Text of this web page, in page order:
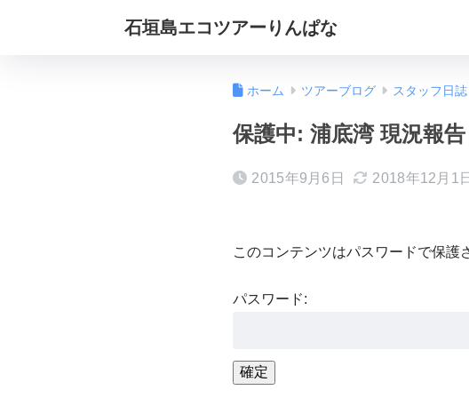
石垣島エコツアーりんぱな
ホーム ツアーブログ スタッフ日誌
保護中: 浦底湾 現況報
2015年9月6日 2018年12月1日
このコンテンツはパスワードで保護
パスワード: